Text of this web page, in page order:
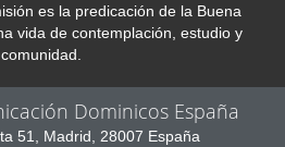
es la predicación de la Buena
vida de contemplación, estudio y
comunidad.
Dominicos España
51, Madrid, 28007 España